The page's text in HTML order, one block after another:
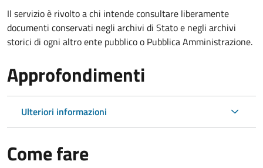
Il servizio è rivolto a chi intende consultare liberamente
documenti conservati negli archivi di Stato e negli archivi
storici di ogni altro ente pubblico o Pubblica Amministrazione.
Approfondimenti
Ulteriori informazioni
Come fare